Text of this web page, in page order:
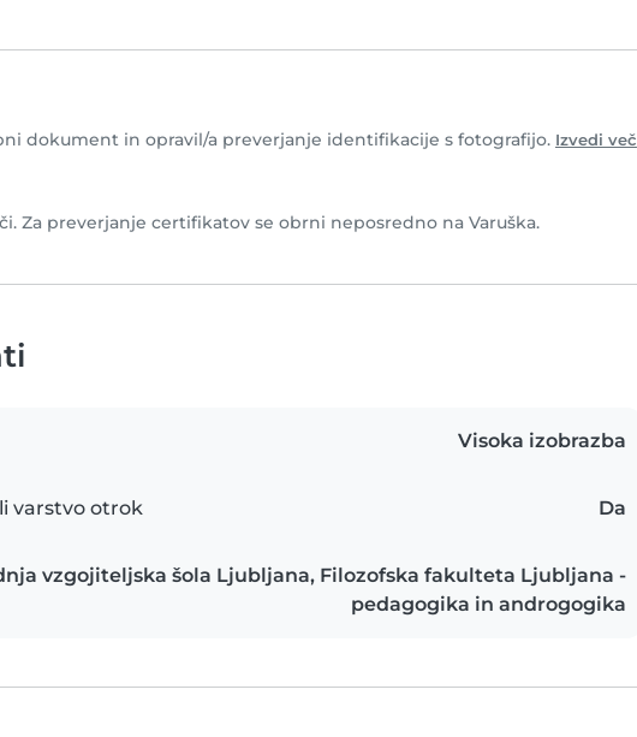
dokument in opravil/a preverjanje identifikacije s fotografijo. Izvedi več
Za preverjanje certifikatov se obrni neposredno na Varuška.
Visoka izobrazba
varstvo otrok Da
vzgojiteljska šola Ljubljana, Filozofska fakulteta Ljubljana -
pedagogika in androgogika